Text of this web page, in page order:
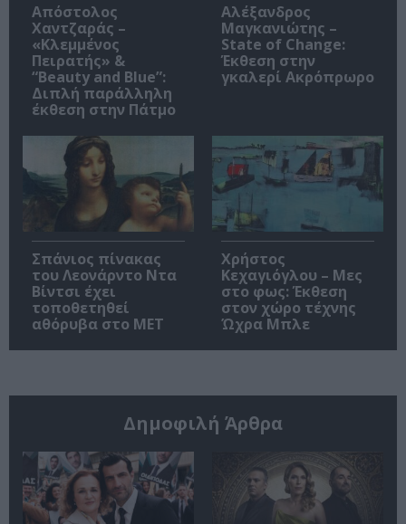
Απόστολος
Χαντζαράς –
«Κλεμμένος
Πειρατής» &
“Beauty and Blue”:
Διπλή παράλληλη
έκθεση στην Πάτμο
Αλέξανδρος
Μαγκανιώτης –
State of Change:
Έκθεση στην
γκαλερί Ακρόπρωρο
Σπάνιος πίνακας
του Λεονάρντο Ντα
Βίντσι έχει
τοποθετηθεί
αθόρυβα στο MET
Χρήστος
Κεχαγιόγλου – Μες
στο φως: Έκθεση
στον χώρο τέχνης
Ώχρα Μπλε
Δημοφιλή Άρθρα